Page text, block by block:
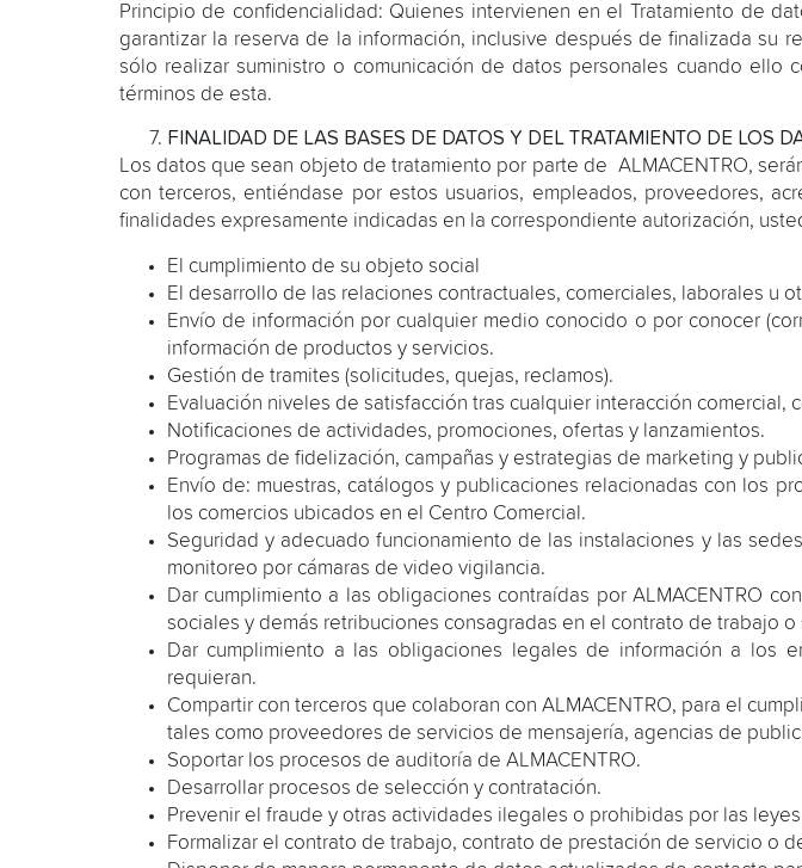
Principio de confidencialidad: Quienes intervienen en el Tratamiento de
garantizar la reserva de la información, inclusive después de finalizada su
sólo realizar suministro o comunicación de datos personales cuando
términos de esta.
FINALIDAD DE LAS BASES DE DATOS Y DEL TRATAMIENTO DE LOS
Los datos que sean objeto de tratamiento por parte de ALMACENTRO,
con terceros, entiéndase por estos usuarios, empleados, proveedores,
finalidades expresamente indicadas en la correspondiente autorización,
El cumplimiento de su objeto social
El desarrollo de las relaciones contractuales, comerciales, laborales u
Envío de información por cualquier medio conocido o por conocer
información de productos y servicios.
Gestión de tramites (solicitudes, quejas, reclamos).
Evaluación niveles de satisfacción tras cualquier interacción comercial,
Notificaciones de actividades, promociones, ofertas y lanzamientos.
Programas de fidelización, campañas y estrategias de marketing y
Envío de: muestras, catálogos y publicaciones relacionadas con los
los comercios ubicados en el Centro Comercial.
Seguridad y adecuado funcionamiento de las instalaciones y las
monitoreo por cámaras de video vigilancia.
Dar cumplimiento a las obligaciones contraídas por ALMACENTRO
sociales y demás retribuciones consagradas en el contrato de trabajo
Dar cumplimiento a las obligaciones legales de información a los
requieran.
Compartir con terceros que colaboran con ALMACENTRO, para el
tales como proveedores de servicios de mensajería, agencias de
Soportar los procesos de auditoría de ALMACENTRO.
Desarrollar procesos de selección y contratación.
Prevenir el fraude y otras actividades ilegales o prohibidas por las
Formalizar el contrato de trabajo, contrato de prestación de servicio o